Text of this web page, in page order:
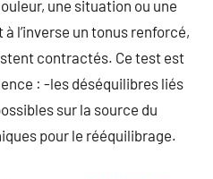
une situation ou une
l’inverse un tonus renforcé,
contractés. Ce test est
: -les déséquilibres liés
sur la source du
pour le rééquilibrage.